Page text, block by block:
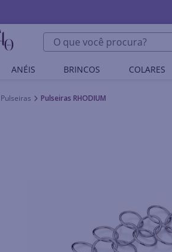
O que você procura?
ANÉIS BRINCOS COLARES
Pulseiras Pulseiras RHODIUM